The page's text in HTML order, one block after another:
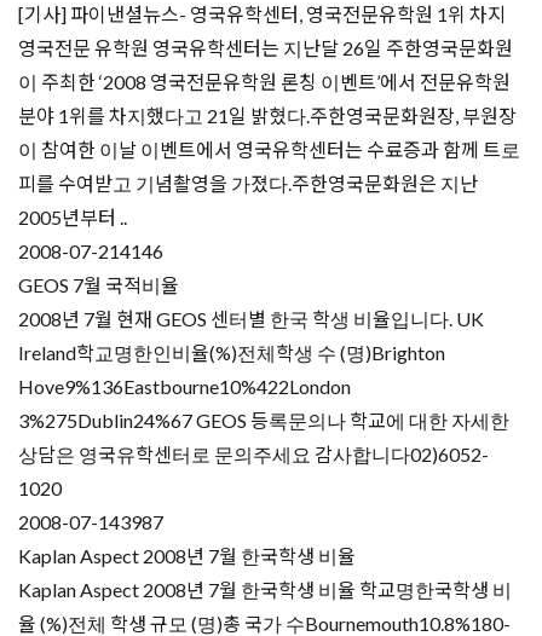
[기사] 파이낸셜뉴스- 영국유학센터, 영국전문유학원 1위 차지
영국전문 유학원 영국유학센터는 지난달 26일 주한영국문화원
이 주최한 ‘2008 영국전문유학원 론칭 이벤트’에서 전문유학원
분야 1위를 차지했다고 21일 밝혔다.주한영국문화원장, 부원장
이 참여한 이날 이벤트에서 영국유학센터는 수료증과 함께 트로
피를 수여받고 기념촬영을 가졌다.주한영국문화원은 지난
2005년부터 ..
2008-07-214146
GEOS 7월 국적비율
2008년 7월 현재 GEOS 센터별 한국 학생 비율입니다. UK
Ireland학교명한인비율(%)전체학생 수 (명)Brighton
Hove9%136Eastbourne10%422London
3%275Dublin24%67 GEOS 등록문의나 학교에 대한 자세한
상담은 영국유학센터로 문의주세요 감사합니다02)6052-
1020
2008-07-143987
Kaplan Aspect 2008년 7월 한국학생 비율
Kaplan Aspect 2008년 7월 한국학생 비율 학교명한국학생 비
율 (%)전체 학생 규모 (명)총 국가 수Bournemouth10.8%180-